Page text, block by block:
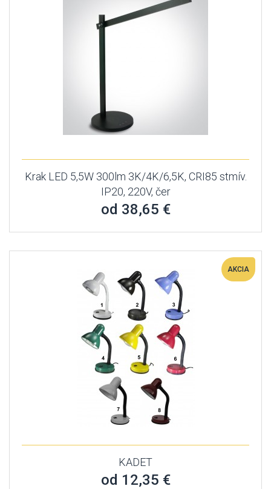
Krak LED 5,5W 300lm 3K/4K/6,5K, CRI85 stmív.
IP20, 220V, čer
od 38,65 €
AKCIA
KADET
od 12,35 €